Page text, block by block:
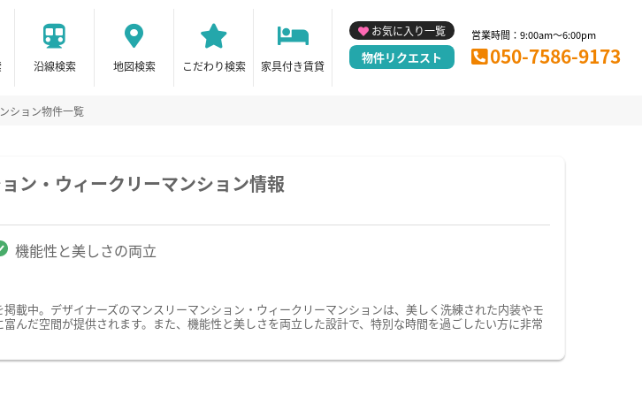
沿線検索 地図検索 こだわり検索 家具付き賃貸
お気に入り一覧
物件リクエスト
営業時間：9:00am～6:00pm
050-7586-9173
ション物件一覧
ン・ウィークリーマンション情報
機能性と美しさの両立
載中。デザイナーズのマンスリーマンション・ウィークリーマンションは、美しく洗練された内装やモ
んだ空間が提供されます。また、機能性と美しさを両立した設計で、特別な時間を過ごしたい方に非常